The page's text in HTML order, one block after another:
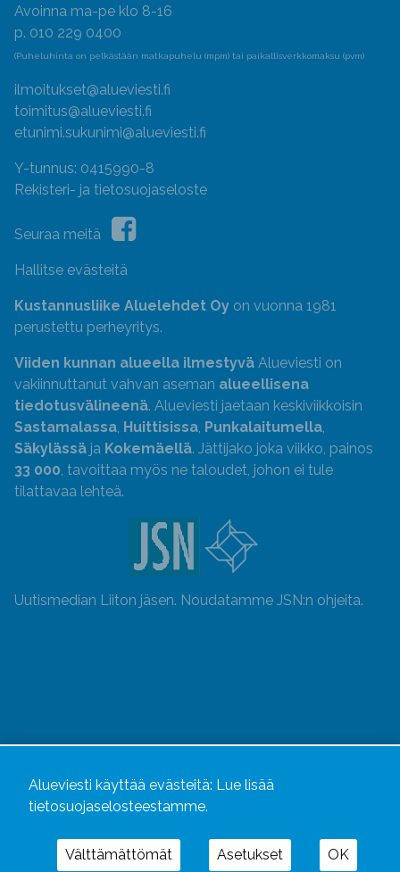
Avoinna ma-pe klo 8-16
p. 010 229 0400
(Puheluhinta on pelkästään matkapuhelu (mpm) tai paikallisverkkomaksu (pvm)
ilmoitukset@alueviesti.fi
toimitus@alueviesti.fi
etunimi.sukunimi@alueviesti.fi
Y-tunnus: 0415990-8
Rekisteri- ja tietosuojaseloste
Seuraa meitä
Hallitse evästeitä
Kustannusliike Aluelehdet Oy on vuonna 1981
perustettu perheyritys.
Viiden kunnan alueella ilmestyvä Alueviesti on
vakiinnuttanut vahvan aseman alueellisena
tiedotusvälineenä. Alueviesti jaetaan keskiviikkoisin
Sastamalassa, Huittisissa, Punkalaitumella,
Säkylässä ja Kokemäellä. Jättijako joka viikko, painos
33 000, tavoittaa myös ne taloudet, johon ei tule
tilattavaa lehteä.
Uutismedian Liiton jäsen. Noudatamme JSN:n ohjeita.
Alueviestijaalueviesti.fiovat osa Kustannusliike
Alueviesti käyttää evästeitä: Lue lisää
tietosuojaselosteestamme.
Välttämättömät Asetukset OK